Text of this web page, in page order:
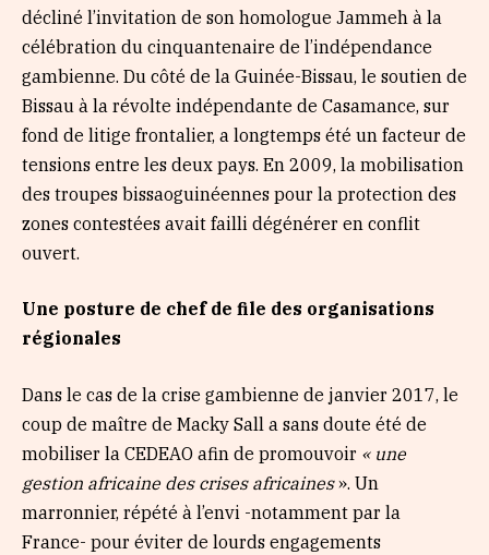
décliné l’invitation de son homologue Jammeh à la
célébration du cinquantenaire de l’indépendance
gambienne. Du côté de la Guinée-Bissau, le soutien de
Bissau à la révolte indépendante de Casamance, sur
fond de litige frontalier, a longtemps été un facteur de
tensions entre les deux pays. En 2009, la mobilisation
des troupes bissaoguinéennes pour la protection des
zones contestées avait failli dégénérer en conflit
ouvert.
Une posture de chef de file des organisations
régionales
Dans le cas de la crise gambienne de janvier 2017, le
coup de maître de Macky Sall a sans doute été de
mobiliser la CEDEAO afin de promouvoir « une
gestion africaine des crises africaines». Un
marronnier, répété à l’envi -notamment par la
France- pour éviter de lourds engagements